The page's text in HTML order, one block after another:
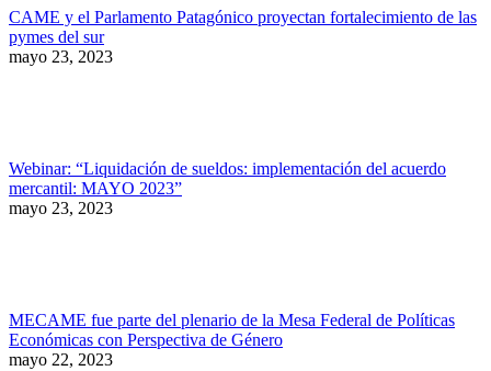
CAME y el Parlamento Patagónico proyectan fortalecimiento de las
pymes del sur
mayo 23, 2023
Webinar: “Liquidación de sueldos: implementación del acuerdo
mercantil: MAYO 2023”
mayo 23, 2023
MECAME fue parte del plenario de la Mesa Federal de Políticas
Económicas con Perspectiva de Género
mayo 22, 2023